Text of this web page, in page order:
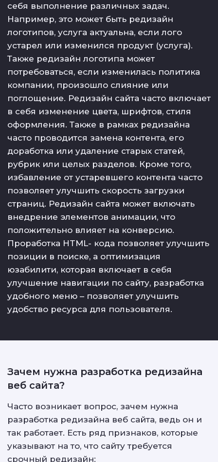
себя выполнение различных задач.
Например, это может быть редизайн
логотипов, услуга актуальна, если лого
устарел или изменился продукт (услуга).
Также редизайн логотипа может
потребоваться, если изменилась политика
компании, произошло слияние или
поглощение. Редизайн сайта часто включает
в себя изменение цвета, шрифтов, стиля
оформления. Также в рамках редизайна
часто проводится замена контента, его
доработка или удаление старых статей,
рубрик или целых разделов. Кроме того,
избавление от устаревшего контента часто
позволяет улучшить скорость загрузки
страниц. Редизайн сайта может включать
внедрение элементов анимации, что
положительно влияет на конверсию.
Проработка HTML- кода позволяет улучшить
позиции в поиске, а оптимизация
юзабилити, которая включает в себя
улучшение навигации по сайту, разработка
удобного меню – позволяет улучшить
удобство ресурса для пользователя.
Зачем нужна разработка редизайна
веб сайта?
Часто возникает вопрос, зачем нужна
разработка редизайна веб сайта, ведь он и
так работает. Есть ряд признаков, которые
указывают на то, что сайту требуется
срочный редизайн: